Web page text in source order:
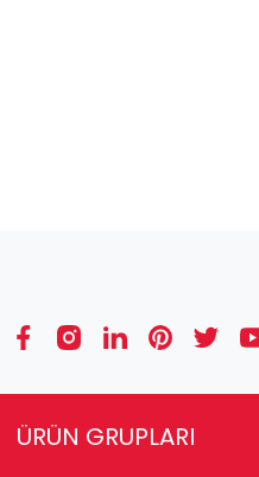
ÜRÜN GRUPLARI